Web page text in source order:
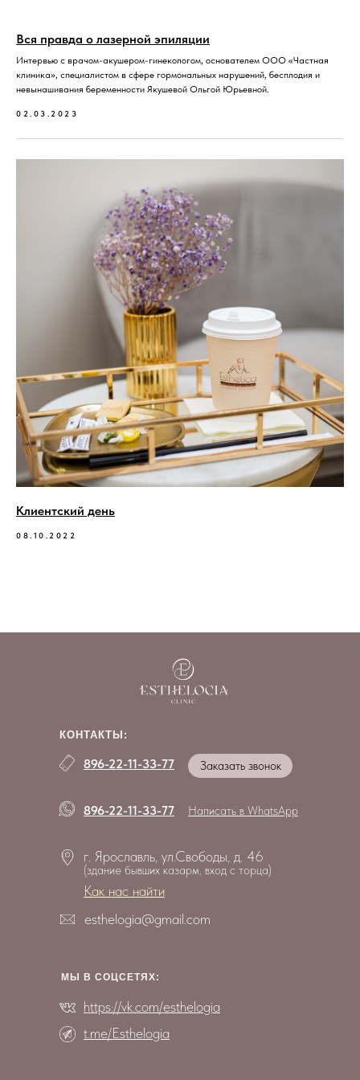
Вся правда о лазерной эпиляции
Интервью с врачом-акушером-гинекологом, основателем ООО «Частная
клиника», специалистом в сфере гормональных нарушений, бесплодия и
невынашивания беременности Якушевой Ольгой Юрьевной.
02.03.2023
Клиентский день
08.10.2022
КОНТАКТЫ:
МЫ В СОЦCЕТЯХ:
г. Ярославль, ул.Свободы, д. 46
896-22-11-33-77
896-22-11-33-77 Написать в WhatsApp
(здание бывших казарм, вход с торца)
esthelogia@gmail.com
https://vk.com/esthelogia
t.me/Esthelogia
Заказать звонок
Как нас найти